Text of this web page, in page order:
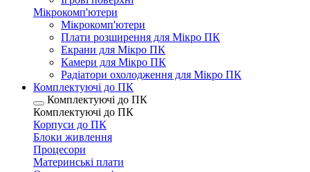
Мікрокомп'ютери
Мікрокомп'ютери
Плати розширення для Мікро ПК
Екрани для Мікро ПК
Камери для Мікро ПК
Радіатори охолодження для Мікро ПК
Комплектуючі до ПК
Комплектуючі до ПК
Комплектуючі до ПК
Корпуси до ПК
Блоки живлення
Процесори
Материнські плати